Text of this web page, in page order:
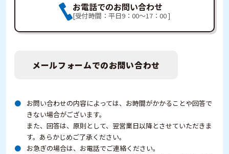
お電話でのお問い合わせ
[受付時間：平日9：00～17：00 ]
メールフォームでのお問い合わせ
お問い合わせの内容によっては、お時間がかかることや回答で
きない場合がございます。
また、回答は、原則として、翌営業日以降とさせていただきま
す。あらかじめご了承ください。
お急ぎの場合は、お電話でご連絡ください。